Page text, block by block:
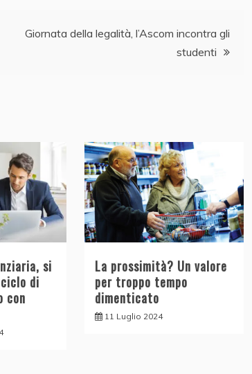
Giornata della legalità, l’Ascom incontra gli
studenti
si
di
con
La prossimità? Un valore
per troppo tempo
dimenticato
11 Luglio 2024